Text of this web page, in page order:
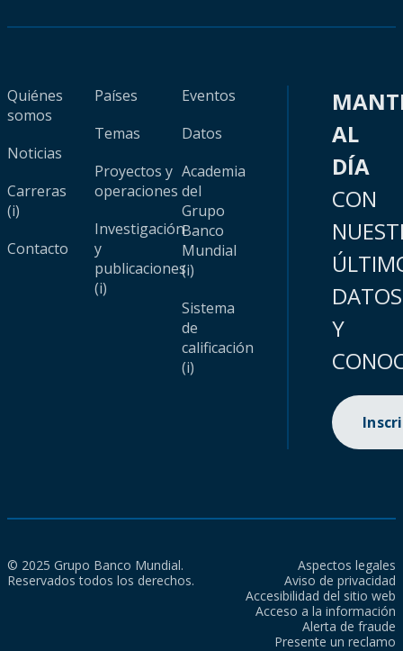
Quiénes
somos
Noticias
Carreras
(i)
Contacto
Países
Temas
Proyectos y
operaciones
Investigación
y
publicaciones
(i)
Eventos
Datos
Academia
del
Grupo
Banco
Mundial
(i)
Sistema
de
calificación
(i)
AL
DÍA
CON
DATOS
Y
© 2025 Grupo Banco Mundial.
Reservados todos los derechos.
Aspectos legales
Aviso de privacidad
Accesibilidad del sitio web
Acceso a la información
Alerta de fraude
Presente un reclamo